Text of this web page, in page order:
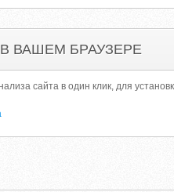
ВАШЕМ БРАУЗЕРЕ
сайта в один клик, для